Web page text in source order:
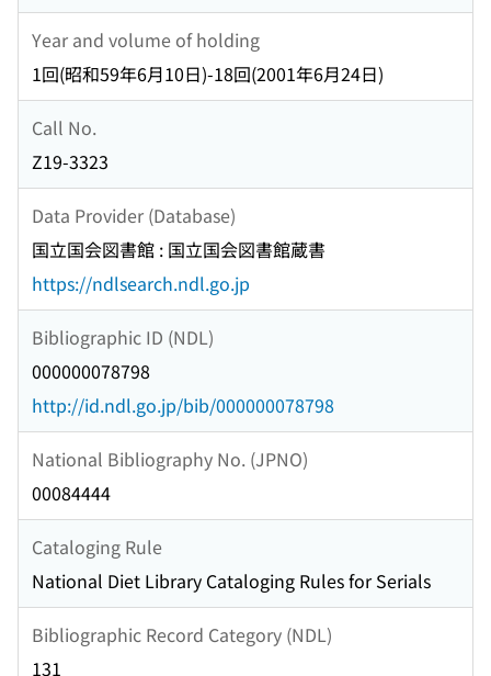
Year and volume of holding
1回(昭和59年6月10日)-18回(2001年6月24日)
Call No.
Z19-3323
Data Provider (Database)
国立国会図書館 : 国立国会図書館蔵書
https://ndlsearch.ndl.go.jp
Bibliographic ID (NDL)
000000078798
http://id.ndl.go.jp/bib/000000078798
National Bibliography No. (JPNO)
00084444
Cataloging Rule
National Diet Library Cataloging Rules for Serials
Bibliographic Record Category (NDL)
131